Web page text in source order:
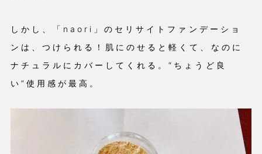
しかし、「naori」のセリサイトファンデーショ
ンは、つけられる！肌にのせると軽くて、なのに
ナチュラルにカバーしてくれる。“ちょうど良
い”使用感が最高。